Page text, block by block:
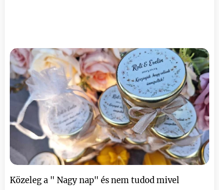
Közeleg a " Nagy nap" és nem tudod mivel